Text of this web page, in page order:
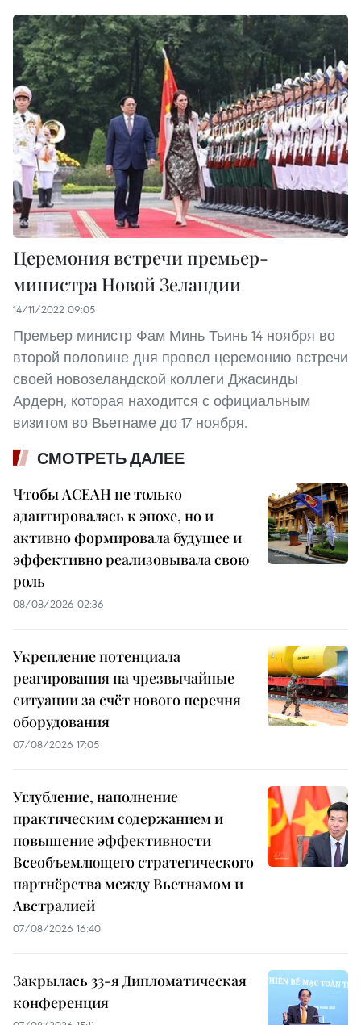
Церемония встречи премьер-
министра Новой Зеландии
14/11/2022 09:05
Премьер-министр Фам Минь Тьинь 14 ноября во
второй половине дня провел церемонию встречи
своей новозеландской коллеги Джасинды
Ардерн, которая находится с официальным
визитом во Вьетнаме до 17 ноября.
СМОТРЕТЬ ДАЛЕЕ
Чтобы АСЕАН не только
адаптировалась к эпохе, но и
активно формировала будущее и
эффективно реализовывала свою
роль
08/08/2026 02:36
Укрепление потенциала
реагирования на чрезвычайные
ситуации за счёт нового перечня
оборудования
07/08/2026 17:05
Углубление, наполнение
практическим содержанием и
повышение эффективности
Всеобъемлющего стратегического
партнёрства между Вьетнамом и
Австралией
07/08/2026 16:40
Закрылась 33-я Дипломатическая
конференция